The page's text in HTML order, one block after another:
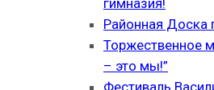
гимназия!
Районная Доска
Торжественное
– это мы!”
Фестиваль